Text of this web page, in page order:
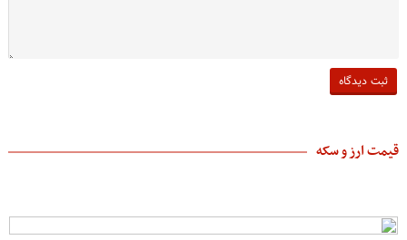
قیمت ارز و سکه